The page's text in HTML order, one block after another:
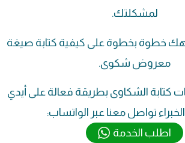
لمشكلتك.
خطوة بخطوة على كيفية كتابة صيغة
معروض شكوى.
كتابة الشكاوى بطريقة فعالة على أيدي
تواصل معنا عبر الواتساب:
اطلب الخدمة